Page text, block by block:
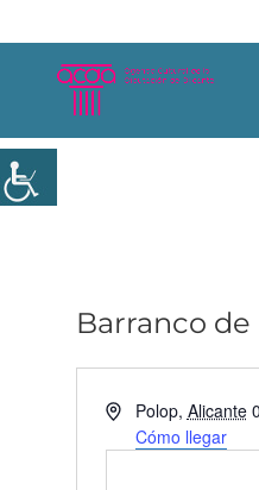
Barranco de
Dirección
Polop, Alicante
Cómo llegar